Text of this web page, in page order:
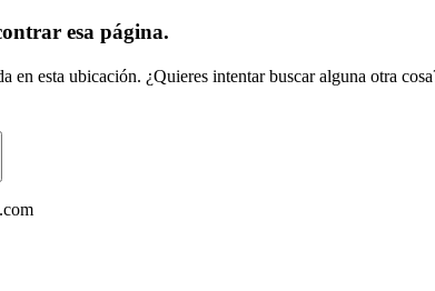
esa página.
en esta ubicación. ¿Quieres intentar buscar alguna otra